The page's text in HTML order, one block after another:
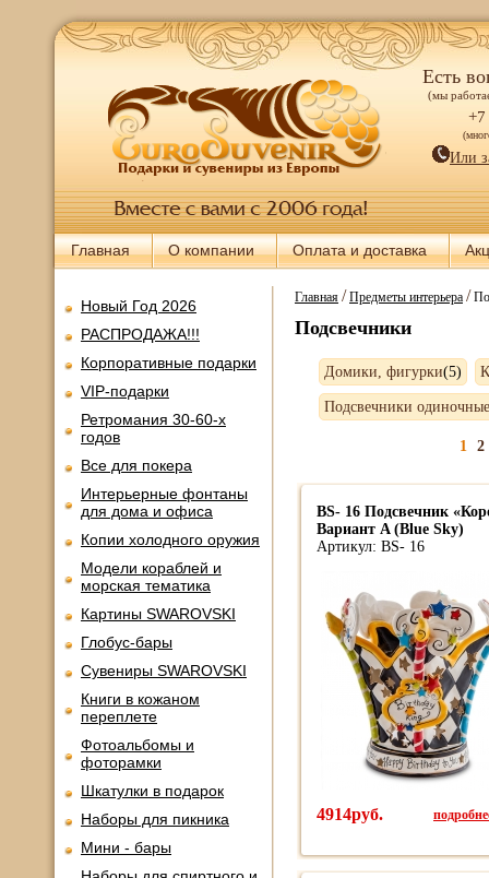
Есть
(мы
+7
Или
Главная О компании Оплата и доставка
Новый Год 2026
РАСПРОДАЖА!!!
Корпоративные подарки
VIP-подарки
Ретромания 30-60-х
годов
Все для покера
Интерьерные фонтаны
для дома и офиса
Копии холодного оружия
Модели кораблей и
морская тематика
Картины SWAROVSKI
Глобус-бары
Сувениры SWAROVSKI
Книги в кожаном
переплете
Фотоальбомы и
фоторамки
Шкатулки в подарок
Наборы для пикника
Мини - бары
Главная/Предметы интерьера/
Подсвечники
Домики, фигурки(5)
Подсвечники одиночные
1 2
BS- 16 Подсвечник
Вариант A (Blue Sky)
Артикул: BS- 16
4914руб.